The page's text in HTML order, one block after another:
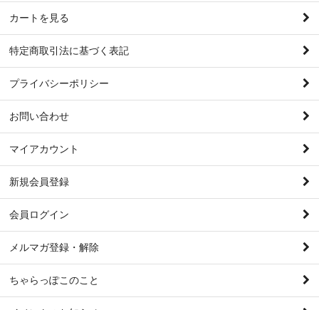
カートを見る
特定商取引法に基づく表記
プライバシーポリシー
お問い合わせ
マイアカウント
新規会員登録
会員ログイン
メルマガ登録・解除
ちゃらっぽこのこと